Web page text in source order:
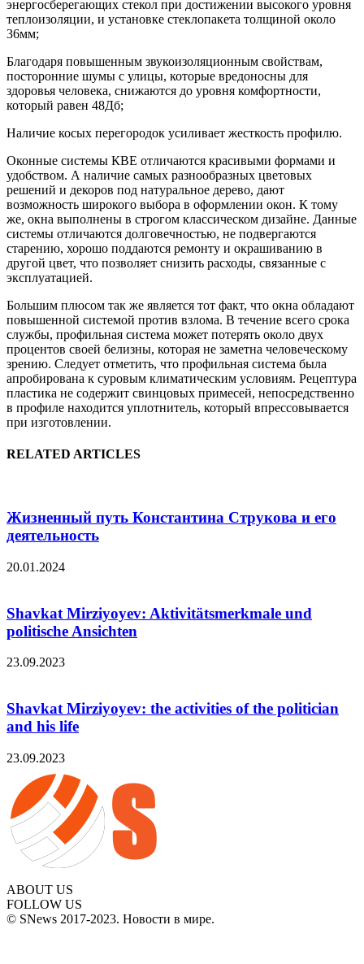
энергосберегающих стекол при достижении высокого уровня
теплоизоляции, и установке стеклопакета толщиной около
36мм;
Благодаря повышенным звукоизоляционным свойствам,
посторонние шумы с улицы, которые вредоносны для
здоровья человека, снижаются до уровня комфортности,
который равен 48Дб;
Наличие косых перегородок усиливает жесткость профилю.
Оконные системы КВЕ отличаются красивыми формами и
удобством. А наличие самых разнообразных цветовых
решений и декоров под натуральное дерево, дают
возможность широкого выбора в оформлении окон. К тому
же, окна выполнены в строгом классическом дизайне. Данные
системы отличаются долговечностью, не подвергаются
старению, хорошо поддаются ремонту и окрашиванию в
другой цвет, что позволяет снизить расходы, связанные с
эксплуатацией.
Большим плюсом так же является тот факт, что окна обладают
повышенной системой против взлома. В течение всего срока
службы, профильная система может потерять около двух
процентов своей белизны, которая не заметна человеческому
зрению. Следует отметить, что профильная система была
апробирована к суровым климатическим условиям. Рецептура
пластика не содержит свинцовых примесей, непосредственно
в профиле находится уплотнитель, который впрессовывается
при изготовлении.
RELATED ARTICLES
Жизненный путь Константина Струкова и его
деятельность
20.01.2024
Shavkat Mirziyoyev: Aktivitätsmerkmale und
politische Ansichten
23.09.2023
Shavkat Mirziyoyev: the activities of the politician
and his life
23.09.2023
ABOUT US
FOLLOW US
© SNews 2017-2023. Новости в мире.